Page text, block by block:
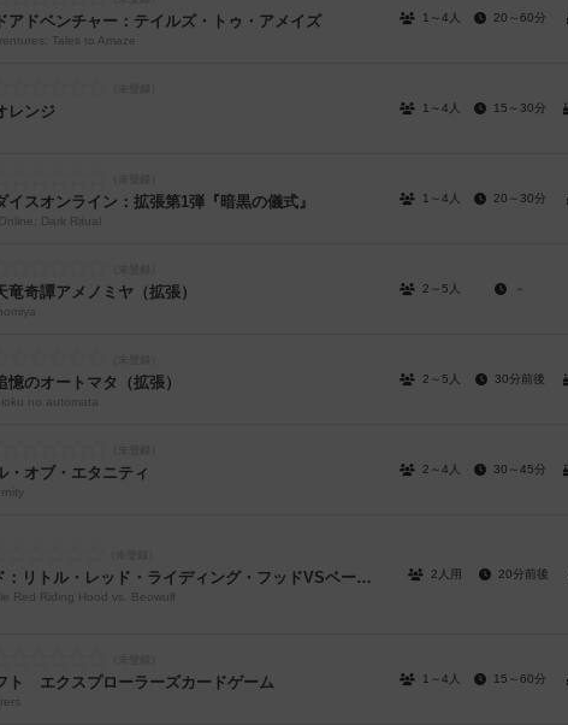
アドベンチャー：テイルズ・トゥ・アメイズ
Tales to Amaze
1～4人 20～60分
レンジ 1～4人 15～30分
イスオンライン：拡張第1弾『暗黒の儀式』
Dark Ritual
1～4人 20～30分
竜奇譚アメノミヤ（拡張） 2～5人 －
憶のオートマタ（拡張）
no automata
2～5人 30分前後
・オブ・エタニティ 2～4人 30～45分
アンマッチド：リトル・レッド・ライディング・フッドVSベーオウルフ
Red Riding Hood vs. Beowulf
2人用 20分前後
ト エクスプローラーズカードゲーム 1～4人 15～60分